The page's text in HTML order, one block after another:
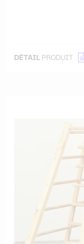
DÉTAIL PRODUIT